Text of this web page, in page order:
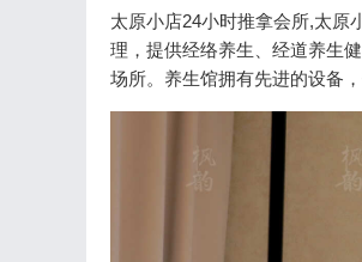
太原小店24小时推拿会所,太原
理，提供经络养生、经道养生
场所。养生馆拥有先进的设备